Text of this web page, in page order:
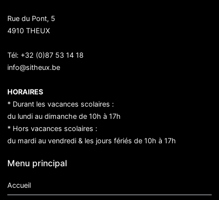
Rue du Pont, 5
4910 THEUX
Tél: +32 (0)87 53 14 18
info@sitheux.be
HORAIRES
* Durant les vacances scolaires :
du lundi au dimanche de 10h à 17h
* Hors vacances scolaires :
du mardi au vendredi & les jours fériés de 10h à 17h
Menu principal
Accueil